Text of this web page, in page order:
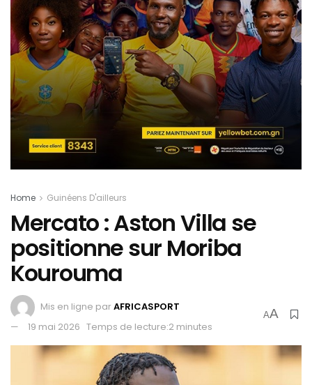
Home Guinéens D'ailleurs
Mercato : Aston Villa se
positionne sur Moriba
Kourouma
Mis en ligne parAFRICASPORT
19 mai 2026 Temps de lecture:2 minutes
AA